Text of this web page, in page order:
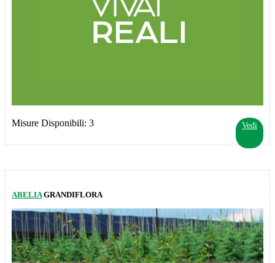
Vedi
Misure Disponibili: 3
ABELIAGRANDIFLORA